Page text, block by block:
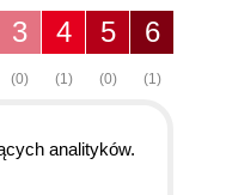
6
(1)
5
(0)
4
(1)
3
(0)
analityków.